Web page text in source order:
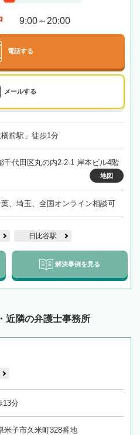
9:00～20:00
電話する
メールする
前駅」徒歩1分
千代田区丸の内2-2-1 岸本ビル4階
地図
、埼玉、全国オンライン相談可
日比谷駅
解決事例を見る
近隣の弁護士事務所
13分
米子市久米町328番地